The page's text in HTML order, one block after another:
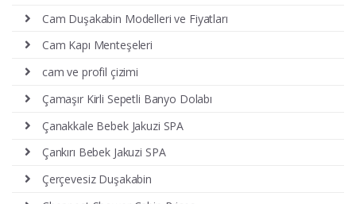
Cam Duşakabin Modelleri ve Fiyatları
Cam Kapı Menteşeleri
cam ve profil çizimi
Çamaşır Kirli Sepetli Banyo Dolabı
Çanakkale Bebek Jakuzi SPA
Çankırı Bebek Jakuzi SPA
Çerçevesiz Duşakabin